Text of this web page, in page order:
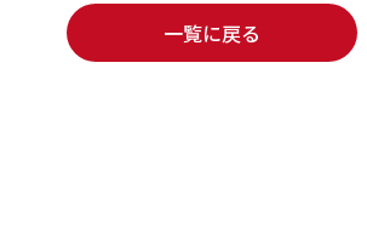
一覧に戻る